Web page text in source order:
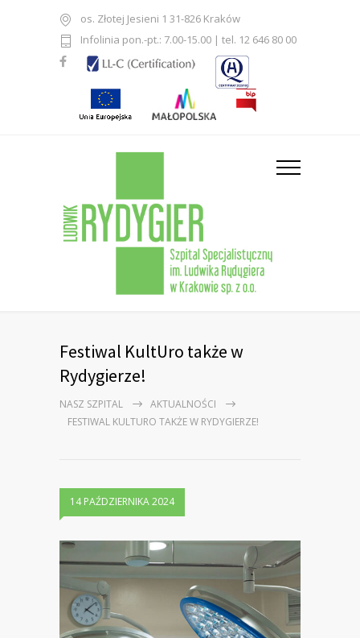
os. Złotej Jesieni 1 31-826 Kraków
Infolinia pon.-pt.: 7.00-15.00 | tel. 12 646 80 00
Festiwal KultUro także w
Rydygierze!
NASZ SZPITAL
AKTUALNOŚCI
FESTIWAL KULTURO TAKŻE W RYDYGIERZE!
14 PAŹDZIERNIKA 2024